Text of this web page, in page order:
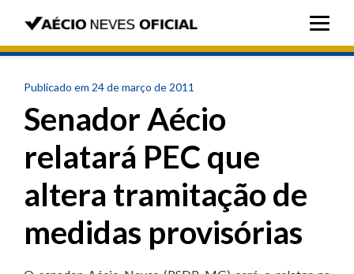
Publicado em 24 de março de 2011
Senador Aécio
relatará PEC que
altera tramitação de
medidas provisórias